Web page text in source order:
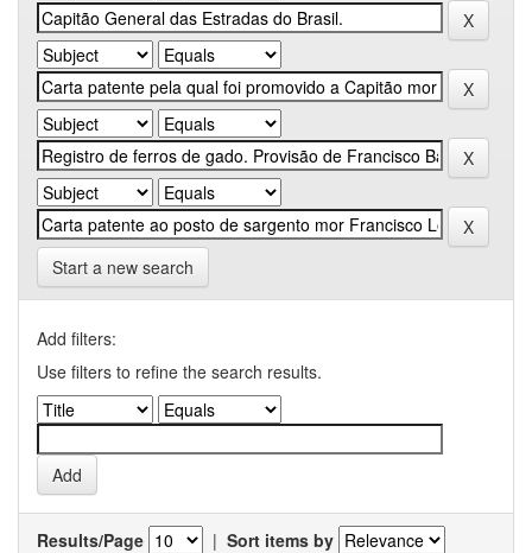
Start a new search
Add filters:
Use filters to refine the search results.
Results/Page | Sort items by